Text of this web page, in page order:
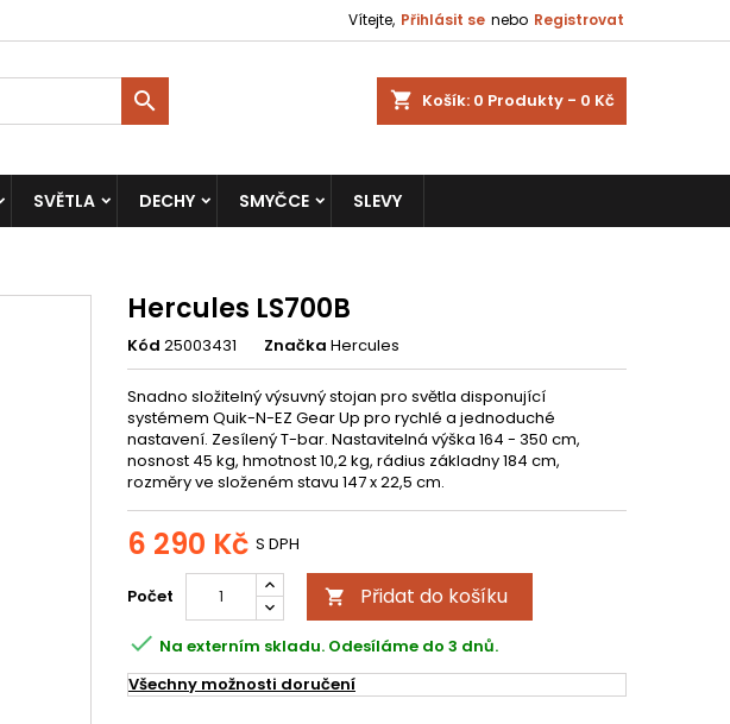
Vítejte, Přihlásit se nebo Registrovat
shopping_cart Košík: 0 Produkty - 0 Kč

SVĚTLA DECHY SMYČCE SLEVY
Hercules LS700B
Kód 25003431 Značka Hercules
Snadno složitelný výsuvný stojan pro světla disponující
systémem Quik-N-EZ Gear Up pro rychlé a jednoduché
nastavení. Zesílený T-bar. Nastavitelná výška 164 - 350 cm,
nosnost 45 kg, hmotnost 10,2 kg, rádius základny 184 cm,
rozměry ve složeném stavu 147 x 22,5 cm.
6 290 Kč S DPH
Počet  Přidat do košíku
 Na externím skladu. Odesíláme do 3 dnů.
Všechny možnosti doručení